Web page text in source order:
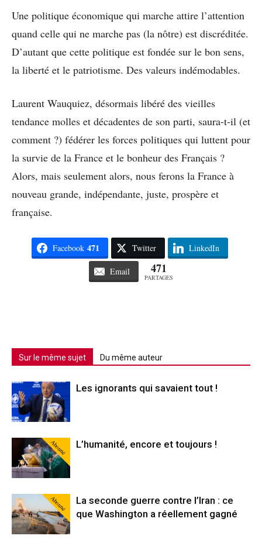
Une politique économique qui marche attire l’attention
quand celle qui ne marche pas (la nôtre) est discréditée.
D’autant que cette politique est fondée sur le bon sens,
la liberté et le patriotisme. Des valeurs indémodables.
Laurent Wauquiez, désormais libéré des vieilles
tendance molles et décadentes de son parti, saura-t-il (et
comment ?) fédérer les forces politiques qui luttent pour
la survie de la France et le bonheur des Français ?
Alors, mais seulement alors, nous ferons la France à
nouveau grande, indépendante, juste, prospère et
française.
Facebook 471 Twitter LinkedIn
Email 471
PARTAGES
Sur le même sujet Du même auteur
Les ignorants qui savaient tout !
Abonné L’humanité, encore et toujours !
Abonné
La seconde guerre contre l’Iran : ce
que Washington a réellement gagné